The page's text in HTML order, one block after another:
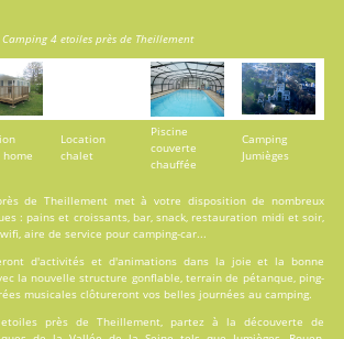
Camping 4 etoiles près de Theillement
Location
chalet
Piscine
couverte
chauffée
Camping
Jumièges
de Theillement met à votre disposition de nombreux
: pains et croissants, bar, snack, restauration midi et soir,
aire de service pour camping-car...
d'activités et d'animations dans la joie et la bonne
la nouvelle structure gonflable, terrain de pétanque, ping-
musicales clôtureront vos belles journées au camping.
près de Theillement, partez à la découverte de